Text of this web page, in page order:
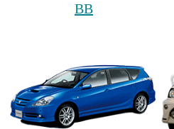
BB